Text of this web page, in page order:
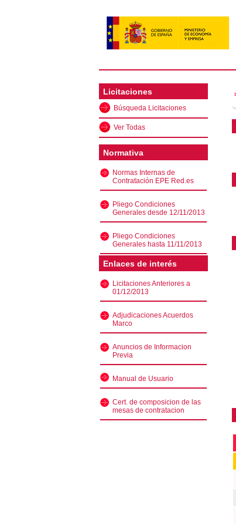
Licitaciones
Búsqueda Licitaciones
Ver Todas
Normativa
Normas Internas de
Contratación EPE Red.es
Pliego Condiciones
Generales desde 12/11/2013
Pliego Condiciones
Generales hasta 11/11/2013
Enlaces de interés
Licitaciones Anteriores a
01/12/2013
Adjudicaciones Acuerdos
Marco
Anuncios de Informacion
Previa
Manual de Usuario
Cert. de composicion de las
mesas de contratacion